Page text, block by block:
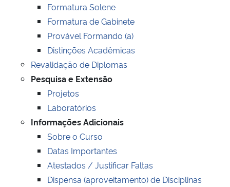
Ministério do Turismo
Controladoria-Geral da União
Ministério da Mulher, da Família e dos Direitos Humanos
Secretaria-Geral
Secretaria de Governo
Gabinete de Segurança Institucional
Formatura Solene
Formatura de Gabinete
Provável Formando (a)
Distinções Acadêmicas
Revalidação de Diplomas
Pesquisa e Extensão
Projetos
Laboratórios
Informações Adicionais
Sobre o Curso
Datas Importantes
Atestados / Justificar Faltas
Dispensa (aproveitamento) de Disciplinas